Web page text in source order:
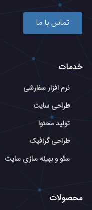
تماس با ما
خدمات
نرم افزار سفارشی
طراحی سایت
تولید محتوا
طراحی گرافیک
سئو و بهینه سازی سایت
محصولات